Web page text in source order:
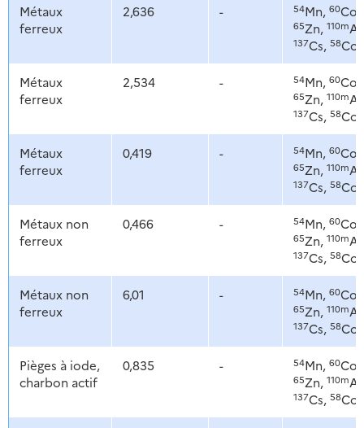
Métaux
ferreux
2,636 - 54Mn, 60Co,
65Zn, 110m
137Cs, 58Co
Métaux
ferreux
2,534 - 54Mn, 60Co,
65Zn, 110m
137Cs, 58Co
Métaux
ferreux
0,419 - 54Mn, 60Co,
65Zn, 110m
137Cs, 58Co
Métaux non
ferreux
0,466 - 54Mn, 60Co,
65Zn, 110m
137Cs, 58Co
Métaux non
ferreux
6,01 - 54Mn, 60Co,
65Zn, 110m
137Cs, 58Co
Pièges à iode,
charbon actif
0,835 - 54Mn, 60Co,
65Zn, 110m
137Cs, 58Co